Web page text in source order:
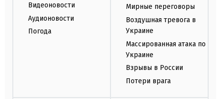
Видеоновости
Аудионовости
Погода
Мирные переговоры
Воздушная тревога в
Украине
Массированная атака по
Украине
Взрывы в России
Потери врага